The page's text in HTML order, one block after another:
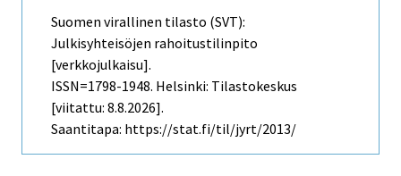
Suomen virallinen tilasto (SVT):
Julkisyhteisöjen rahoitustilinpito
[verkkojulkaisu].
ISSN=1798-1948. Helsinki: Tilastokeskus
[viitattu: 8.8.2026].
Saantitapa: https://stat.fi/til/jyrt/2013/